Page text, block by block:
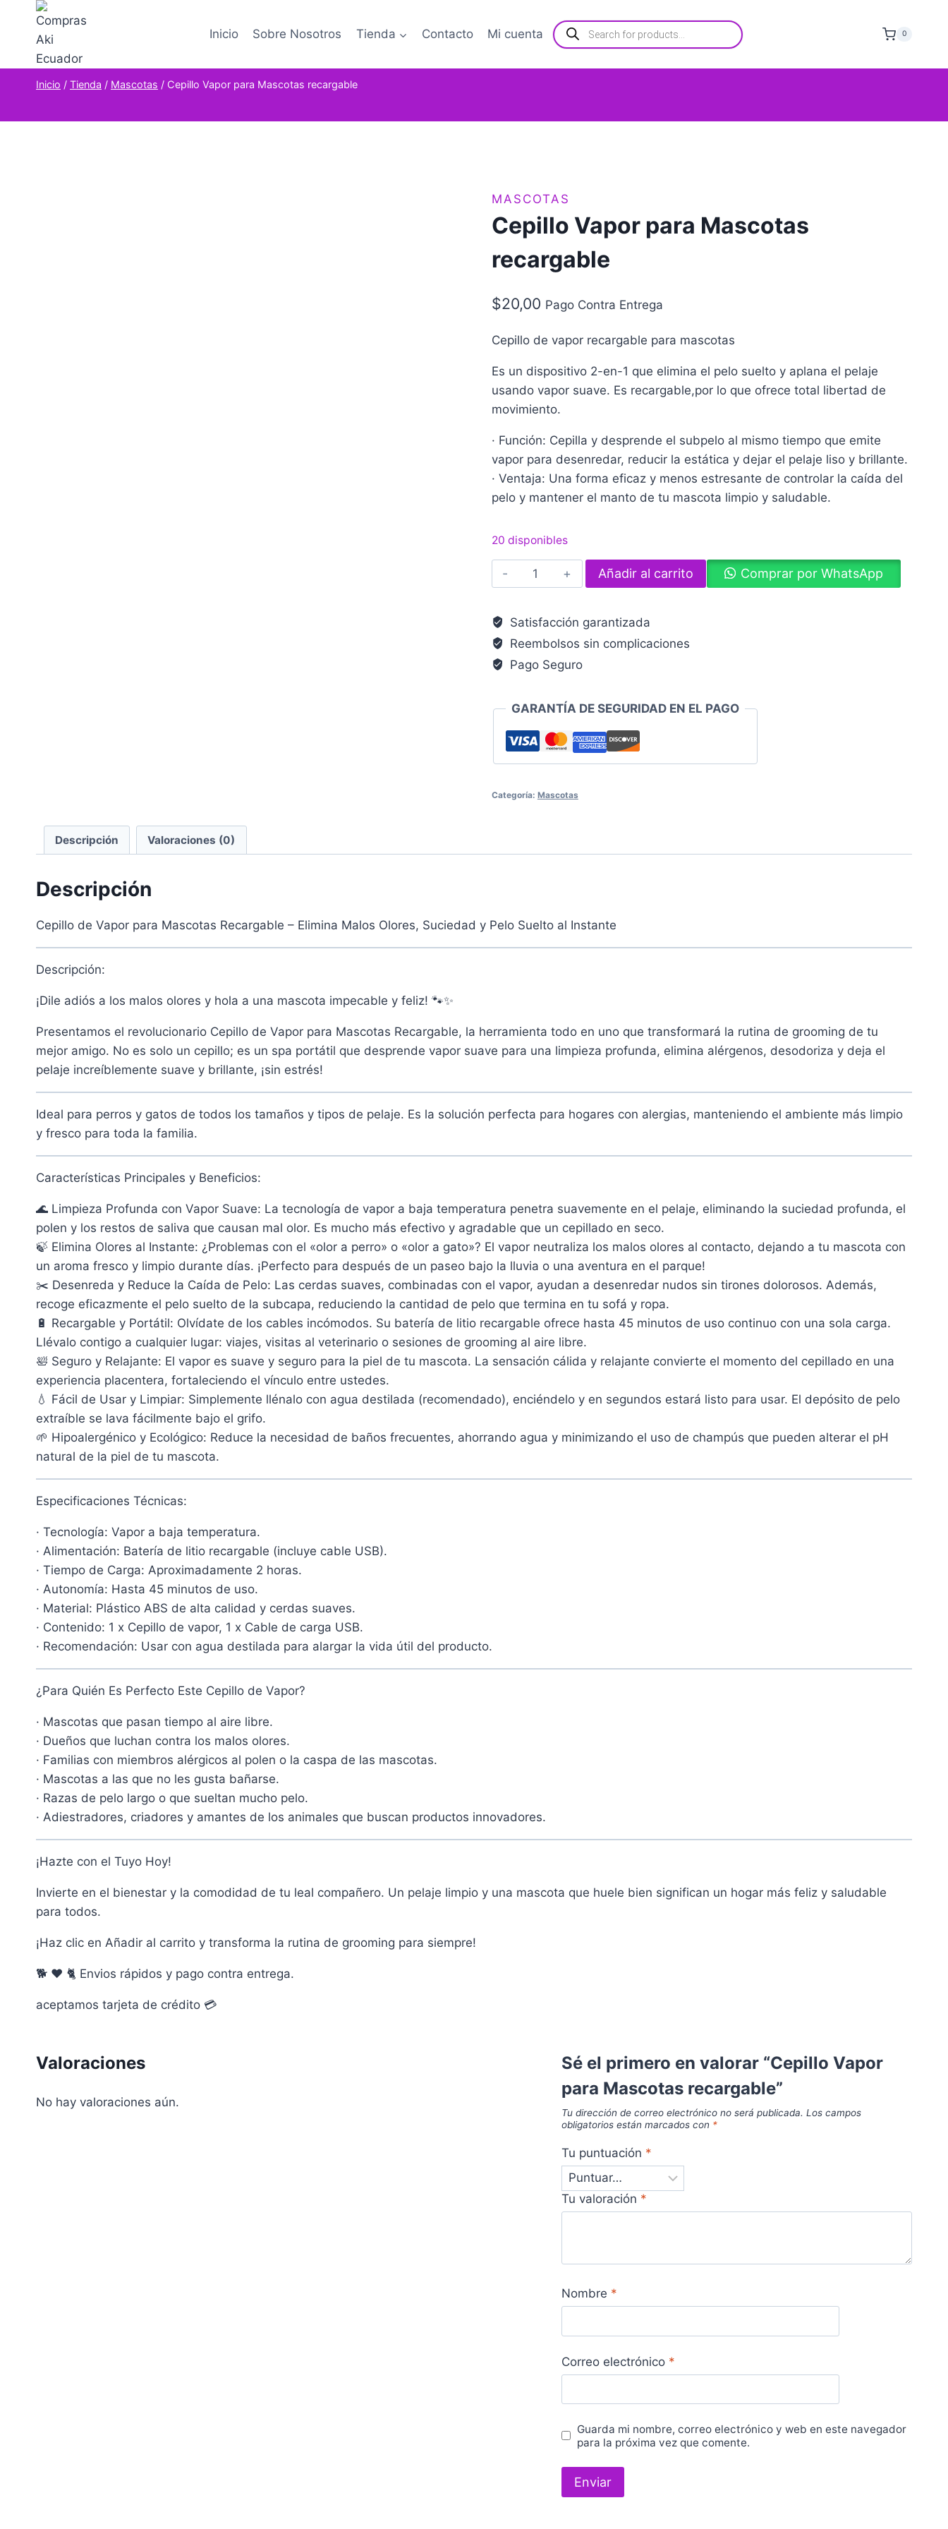
contenido
Inicio Sobre Nosotros Tienda Contacto Mi cuenta
Búsqueda
de
productos
0
Inicio / Tienda / Mascotas / Cepillo Vapor para Mascotas recargable
MASCOTAS
Cepillo Vapor para Mascotas
recargable
$20,00 Pago Contra Entrega
Cepillo de vapor recargable para mascotas
Es un dispositivo 2-en-1 que elimina el pelo suelto y aplana el pelaje
usando vapor suave. Es recargable,por lo que ofrece total libertad de
movimiento.
· Función: Cepilla y desprende el subpelo al mismo tiempo que emite
vapor para desenredar, reducir la estática y dejar el pelaje liso y brillante.
· Ventaja: Una forma eficaz y menos estresante de controlar la caída del
pelo y mantener el manto de tu mascota limpio y saludable.
20 disponibles
Cepillo
Vapor
Mascotas
recargable
cantidad
Añadir al carrito Comprar por WhatsApp
Satisfacción garantizada
Reembolsos sin complicaciones
Pago Seguro
GARANTÍA DE SEGURIDAD EN EL PAGO
Categoría: Mascotas
Descripción Valoraciones (0)
Descripción
Cepillo de Vapor para Mascotas Recargable – Elimina Malos Olores, Suciedad y Pelo Suelto al Instante
Descripción:
¡Dile adiós a los malos olores y hola a una mascota impecable y feliz! 🐾✨
Presentamos el revolucionario Cepillo de Vapor para Mascotas Recargable, la herramienta todo en uno que transformará la rutina de grooming de tu
mejor amigo. No es solo un cepillo; es un spa portátil que desprende vapor suave para una limpieza profunda, elimina alérgenos, desodoriza y deja el
pelaje increíblemente suave y brillante, ¡sin estrés!
Ideal para perros y gatos de todos los tamaños y tipos de pelaje. Es la solución perfecta para hogares con alergias, manteniendo el ambiente más limpio
y fresco para toda la familia.
Características Principales y Beneficios:
🌊 Limpieza Profunda con Vapor Suave: La tecnología de vapor a baja temperatura penetra suavemente en el pelaje, eliminando la suciedad profunda, el
polen y los restos de saliva que causan mal olor. Es mucho más efectivo y agradable que un cepillado en seco.
🍃 Elimina Olores al Instante: ¿Problemas con el «olor a perro» o «olor a gato»? El vapor neutraliza los malos olores al contacto, dejando a tu mascota con
un aroma fresco y limpio durante días. ¡Perfecto para después de un paseo bajo la lluvia o una aventura en el parque!
✂️ Desenreda y Reduce la Caída de Pelo: Las cerdas suaves, combinadas con el vapor, ayudan a desenredar nudos sin tirones dolorosos. Además,
recoge eficazmente el pelo suelto de la subcapa, reduciendo la cantidad de pelo que termina en tu sofá y ropa.
🔋 Recargable y Portátil: Olvídate de los cables incómodos. Su batería de litio recargable ofrece hasta 45 minutos de uso continuo con una sola carga.
Llévalo contigo a cualquier lugar: viajes, visitas al veterinario o sesiones de grooming al aire libre.
🛀 Seguro y Relajante: El vapor es suave y seguro para la piel de tu mascota. La sensación cálida y relajante convierte el momento del cepillado en una
experiencia placentera, fortaleciendo el vínculo entre ustedes.
💧 Fácil de Usar y Limpiar: Simplemente llénalo con agua destilada (recomendado), enciéndelo y en segundos estará listo para usar. El depósito de pelo
extraíble se lava fácilmente bajo el grifo.
🌱 Hipoalergénico y Ecológico: Reduce la necesidad de baños frecuentes, ahorrando agua y minimizando el uso de champús que pueden alterar el pH
natural de la piel de tu mascota.
Especificaciones Técnicas:
· Tecnología: Vapor a baja temperatura.
· Alimentación: Batería de litio recargable (incluye cable USB).
· Tiempo de Carga: Aproximadamente 2 horas.
· Autonomía: Hasta 45 minutos de uso.
· Material: Plástico ABS de alta calidad y cerdas suaves.
· Contenido: 1 x Cepillo de vapor, 1 x Cable de carga USB.
· Recomendación: Usar con agua destilada para alargar la vida útil del producto.
¿Para Quién Es Perfecto Este Cepillo de Vapor?
· Mascotas que pasan tiempo al aire libre.
· Dueños que luchan contra los malos olores.
· Familias con miembros alérgicos al polen o la caspa de las mascotas.
· Mascotas a las que no les gusta bañarse.
· Razas de pelo largo o que sueltan mucho pelo.
· Adiestradores, criadores y amantes de los animales que buscan productos innovadores.
¡Hazte con el Tuyo Hoy!
Invierte en el bienestar y la comodidad de tu leal compañero. Un pelaje limpio y una mascota que huele bien significan un hogar más feliz y saludable
para todos.
¡Haz clic en Añadir al carrito y transforma la rutina de grooming para siempre!
🐕 ❤️ 🐈 Envios rápidos y pago contra entrega.
aceptamos tarjeta de crédito 💳
Valoraciones
No hay valoraciones aún.
Sé el primero en valorar “Cepillo Vapor
para Mascotas recargable”
Tu dirección de correo electrónico no será publicada. Los campos
obligatorios están marcados con *
Tu puntuación *
Tu valoración *
Nombre *
Correo electrónico *
Guarda mi nombre, correo electrónico y web en este navegador
para la próxima vez que comente.